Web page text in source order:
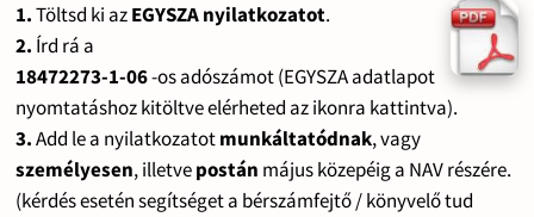
1.Töltsd ki azEGYSZA nyilatkozatot.
2. Írd rá a
18472273-1-06-os adószámot (EGYSZA adatlapot
nyomtatáshoz kitöltve elérheted az ikonra kattintva).
3.Add le a nyilatkozatotmunkáltatódnak, vagy
személyesen, illetvepostán május közepéig a NAV részére.
(kérdés esetén segítséget a bérszámfejtő / könyvelő tud